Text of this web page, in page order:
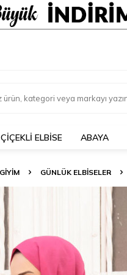
ÇIÇEKLI ELBISE ABAYA
GİYİM GÜNLÜK ELBİSELER